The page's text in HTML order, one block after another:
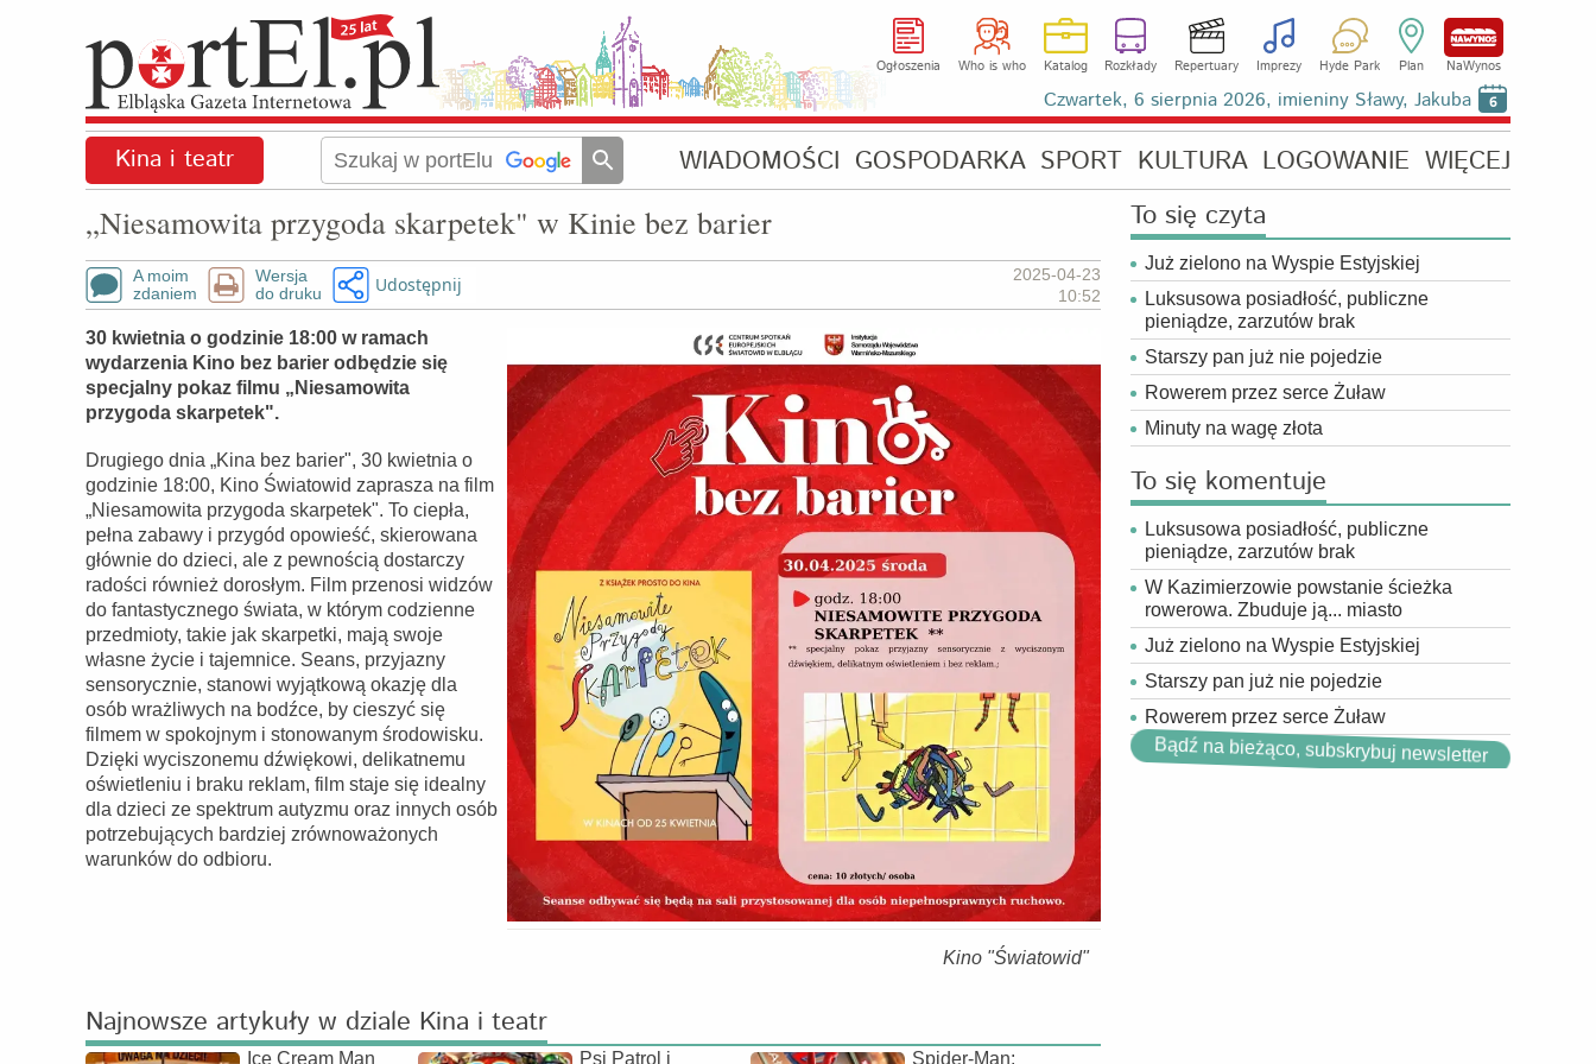
Ogłoszenia Who is who Katalog Rozkłady Repertuary Imprezy Hyde Park Plan NaWynos
Czwartek, 6 sierpnia 2026, imieniny Sławy, Jakuba 6
Kina i teatr WIADOMOŚCI GOSPODARKA SPORT KULTURA LOGOWANIE WIĘCEJ
„Niesamowita przygoda skarpetek" w Kinie bez barier
A moim
zdaniem
Wersja
do druku
Udostępnij
2025-04-23
10:52
30 kwietnia o godzinie 18:00 w ramach
wydarzenia Kino bez barier odbędzie się
specjalny pokaz filmu „Niesamowita
przygoda skarpetek".
Drugiego dnia „Kina bez barier", 30 kwietnia o
godzinie 18:00, Kino Światowid zaprasza na film
„Niesamowita przygoda skarpetek". To ciepła,
pełna zabawy i przygód opowieść, skierowana
głównie do dzieci, ale z pewnością dostarczy
radości również dorosłym. Film przenosi widzów
do fantastycznego świata, w którym codzienne
przedmioty, takie jak skarpetki, mają swoje
własne życie i tajemnice. Seans, przyjazny
sensorycznie, stanowi wyjątkową okazję dla
osób wrażliwych na bodźce, by cieszyć się
filmem w spokojnym i stonowanym środowisku.
Dzięki wyciszonemu dźwiękowi, delikatnemu
oświetleniu i braku reklam, film staje się idealny
dla dzieci ze spektrum autyzmu oraz innych osób
potrzebujących bardziej zrównoważonych
warunków do odbioru.
Kino "Światowid"
Najnowsze artykuły w dziale Kina i teatr
Ice Cream Man Psi Patrol i Spider-Man:
To się czyta
Już zielono na Wyspie Estyjskiej
Luksusowa posiadłość, publiczne
pieniądze, zarzutów brak
Starszy pan już nie pojedzie
Rowerem przez serce Żuław
Minuty na wagę złota
To się komentuje
Luksusowa posiadłość, publiczne
pieniądze, zarzutów brak
W Kazimierzowie powstanie ścieżka
rowerowa. Zbuduje ją... miasto
Już zielono na Wyspie Estyjskiej
Starszy pan już nie pojedzie
Rowerem przez serce Żuław
Bądź na bieżąco, subskrybuj newsletter